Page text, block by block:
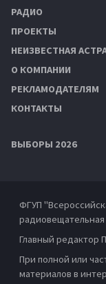
РАДИО
ПРОЕКТЫ
НЕИЗВЕСТНАЯ
О КОМПАНИИ
РЕКЛАМОДАТЕЛЯМ
КОНТАКТЫ
ВЫБОРЫ 2026
ФГУП
Главный редактор
При полной или
материалов в